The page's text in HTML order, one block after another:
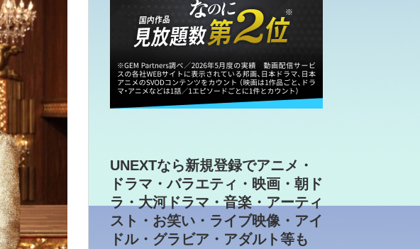
UNEXTなら新規登録でアニメ・
ドラマ・バラエティ・映画・朝ド
ラ・大河ドラマ・音楽・アーティ
スト・お笑い・ライブ映像・アイ
ドル・グラビア・アダルト等も